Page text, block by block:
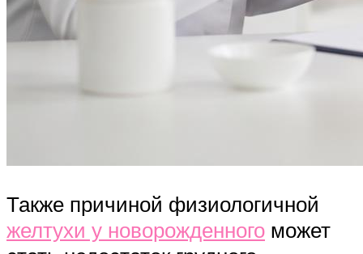
Также причиной физиологичной
желтухи у новорожденного может